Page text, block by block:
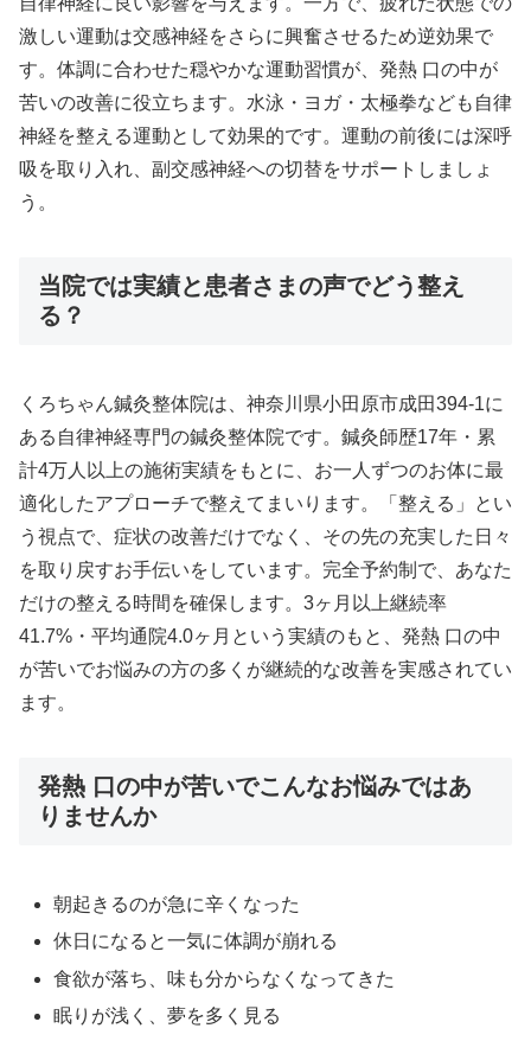
激しい運動は交感神経をさらに興奮させるため逆効果で
す。体調に合わせた穏やかな運動習慣が、発熱 口の中が
苦いの改善に役立ちます。水泳・ヨガ・太極拳なども自律
神経を整える運動として効果的です。運動の前後には深呼
吸を取り入れ、副交感神経への切替をサポートしましょ
う。
当院では実績と患者さまの声でどう整え
る？
くろちゃん鍼灸整体院は、神奈川県小田原市成田394-1に
ある自律神経専門の鍼灸整体院です。鍼灸師歴17年・累
計4万人以上の施術実績をもとに、お一人ずつのお体に最
適化したアプローチで整えてまいります。「整える」とい
う視点で、症状の改善だけでなく、その先の充実した日々
を取り戻すお手伝いをしています。完全予約制で、あなた
だけの整える時間を確保します。3ヶ月以上継続率
41.7%・平均通院4.0ヶ月という実績のもと、発熱 口の中
が苦いでお悩みの方の多くが継続的な改善を実感されてい
ます。
発熱 口の中が苦いでこんなお悩みではあ
りませんか
朝起きるのが急に辛くなった
休日になると一気に体調が崩れる
食欲が落ち、味も分からなくなってきた
眠りが浅く、夢を多く見る